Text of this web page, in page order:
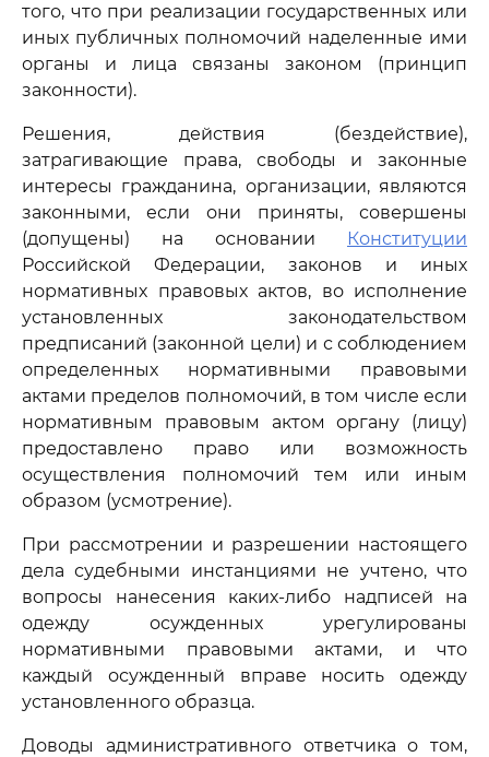
того, что при реализации государственных или
иных публичных полномочий наделенные ими
органы и лица связаны законом (принцип
законности).
Решения, действия (бездействие),
затрагивающие права, свободы и законные
интересы гражданина, организации, являются
законными, если они приняты, совершены
(допущены) на основании
Конституции
Российской Федерации, законов и иных
нормативных правовых актов, во исполнение
установленных законодательством
предписаний (законной цели) и с соблюдением
определенных нормативными правовыми
актами пределов полномочий, в том числе если
нормативным правовым актом органу (лицу)
предоставлено право или возможность
осуществления полномочий тем или иным
образом (усмотрение).
При рассмотрении и разрешении настоящего
дела судебными инстанциями не учтено, что
вопросы нанесения каких-либо надписей на
одежду осужденных урегулированы
нормативными правовыми актами, и что
каждый осужденный вправе носить одежду
установленного образца.
Доводы административного ответчика о том,